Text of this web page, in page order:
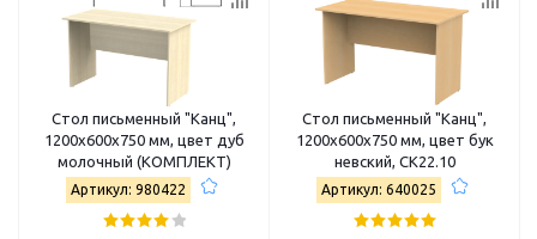
Стол письменный "Канц",
1200х600х750 мм, цвет дуб
молочный (КОМПЛЕКТ)
Артикул: 980422
Стол письменный "Канц",
1200х600х750 мм, цвет бук
невский, СК22.10
Артикул: 640025